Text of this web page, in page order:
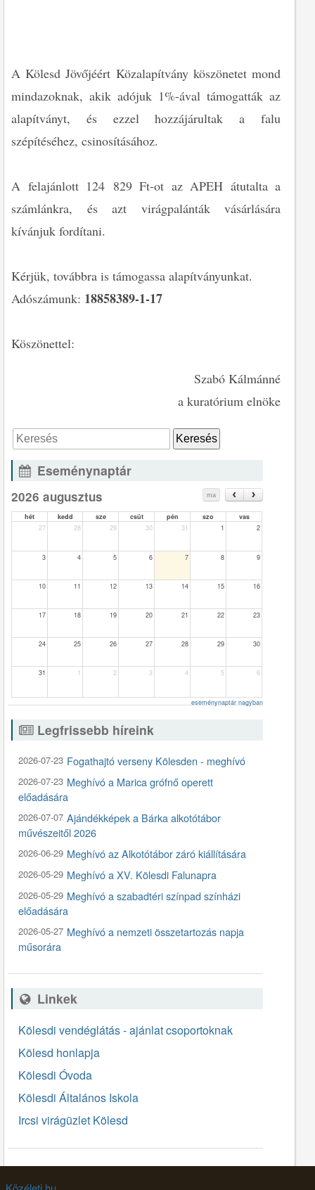
A Kölesd Jövőjéért Közalapítvány köszönetet mond
mindazoknak, akik adójuk 1%-ával támogatták az
alapítványt, és ezzel hozzájárultak a falu
szépítéséhez, csinosításához.
A felajánlott 124 829 Ft-ot az APEH átutalta a
számlánkra, és azt virágpalánták vásárlására
kívánjuk fordítani.
Kérjük, továbbra is támogassa alapítványunkat.
Adószámunk: 18858389-1-17
Köszönettel:
Szabó Kálmánné
a kuratórium elnöke
Eseménynaptár
2026 augusztus ma
hét kedd sze csüt pén szo
vas
27
28 29 30 31 1 2
3 4 5 6 7 8 9
10 11 12 13 14 15 16
17 18 19 20 21 22 23
24 25 26 27 28 29 30
31 1 2 3 4 5 6
eseménynaptár nagyban
Legfrissebb híreink
2026-07-23 Fogathajtó verseny Kölesden - meghívó
2026-07-23 Meghívó a Marica grófnő operett
előadására
2026-07-07 Ajándékképek a Bárka alkotótábor
művészeitől 2026
2026-06-29 Meghívó az Alkotótábor záró kiállítására
2026-05-29 Meghívó a XV. Kölesdi Falunapra
2026-05-29 Meghívó a szabadtéri színpad színházi
előadására
2026-05-27 Meghívó a nemzeti összetartozás napja
műsorára
Linkek
Kölesdi vendéglátás - ajánlat csoportoknak
Kölesd honlapja
Kölesdi Óvoda
Kölesdi Általános Iskola
Ircsi virágüzlet Kölesd